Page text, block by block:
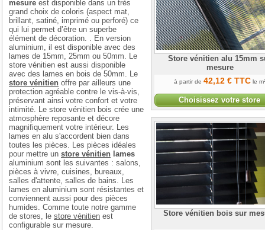
mesure est disponible dans un très
grand choix de coloris (aspect mat,
brillant, satiné, imprimé ou perforé) ce
qui lui permet d’être un superbe
élément de décoration. . En version
aluminium, il est disponible avec des
lames de 15mm, 25mm ou 50mm. Le
store vénitien est aussi disponible
avec des lames en bois de 50mm. Le
store vénitien offre par ailleurs une
protection agréable contre le vis-à-vis,
préservant ainsi votre confort et votre
intimité. Le store vénitien bois crée une
atmosphère reposante et décore
magnifiquement votre intérieur. Les
lames en alu s'accordent bien dans
toutes les pièces. Les pièces idéales
pour mettre un store vénitien lames
aluminium sont les suivantes : salons,
pièces à vivre, cuisines, bureaux,
salles d'attente, salles de bains. Les
lames en aluminium sont résistantes et
conviennent aussi pour des pièces
humides. Comme toute notre gamme
de stores, le store vénitien est
configurable sur mesure.
Store vénitien alu 15mm
mesure
à partir de 42,12 € TTC le m²
Choisissez votre store
Store vénitien bois sur